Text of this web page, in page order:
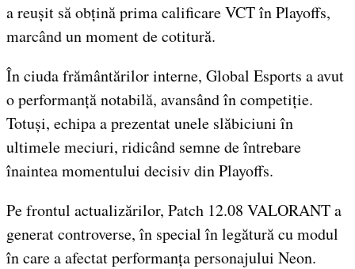
a reușit să obțină prima calificare VCT în Playoffs,
marcând un moment de cotitură.
În ciuda frământărilor interne, Global Esports a avut
o performanță notabilă, avansând în competiție.
Totuși, echipa a prezentat unele slăbiciuni în
ultimele meciuri, ridicând semne de întrebare
înaintea momentului decisiv din Playoffs.
Pe frontul actualizărilor, Patch 12.08 VALORANT a
generat controverse, în special în legătură cu modul
în care a afectat performanța personajului Neon.